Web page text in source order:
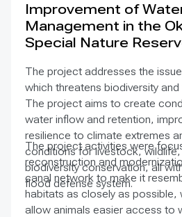
Improvement of
Management in the
Special Nature
The project addresses the
which threatens biodiversity
The project aims to create
water inflow and retention,
resilience to climate extremes
conditions for livestock,
biodiversity conservation, all
flood defense system.
The project activities were
reconstruction and
canal network to make it
habitats as closely as possible,
allow animals easier access to